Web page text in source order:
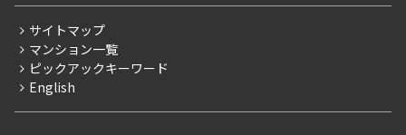
賃料改定
フリーレント
ペット可
サイトマップ
マンション一覧
ピックアックキーワード
English